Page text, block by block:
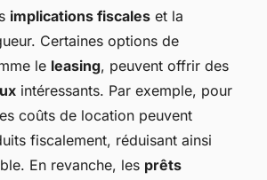
implications fiscales et la
Certaines options de
le leasing, peuvent offrir des
intéressants. Par exemple, pour
coûts de location peuvent
fiscalement, réduisant ainsi
En revanche, les prêts